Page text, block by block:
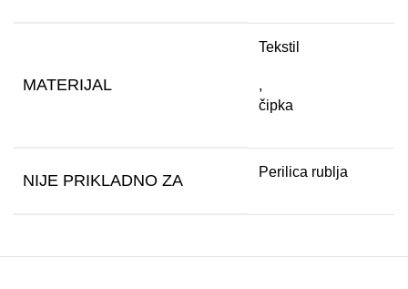
MATERIJAL
Tekstil
,
čipka
NIJE PRIKLADNO ZA Perilica rublja